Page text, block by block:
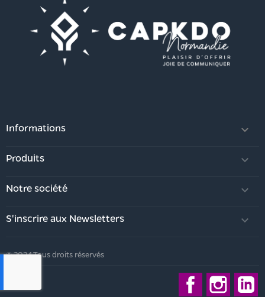
Informations 
Produits 
Notre société 
S'inscrire aux Newsletters 
© 2024 Tous droits réservés
Facebook